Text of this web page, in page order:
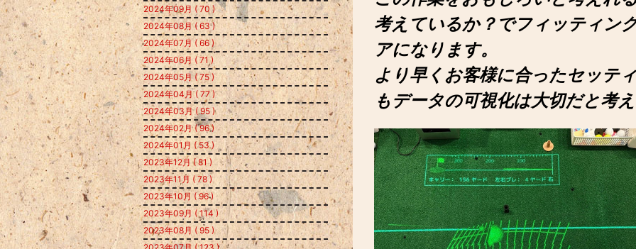
考えているか？でフィッティン
アになります。
より早くお客様に合ったセッテ
もデータの可視化は大切だと考
2024年09月 ( 70 )
2024年08月 ( 63 )
2024年07月 ( 66 )
2024年06月 ( 71 )
2024年05月 ( 75 )
2024年04月 ( 77 )
2024年03月 ( 95 )
2024年02月 ( 96 )
2024年01月 ( 53 )
2023年12月 ( 81 )
2023年11月 ( 78 )
2023年10月 ( 96 )
2023年09月 ( 114 )
2023年08月 ( 95 )